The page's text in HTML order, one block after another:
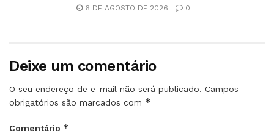
6 DE AGOSTO DE 2026
0
Deixe um comentário
O seu endereço de e-mail não será publicado. Campos
obrigatórios são marcados com *
Comentário *